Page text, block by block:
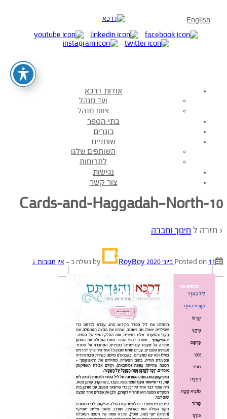
English
אודות דרכא
ועד מנהל
צוות מנהל
בתי הספר
בוגרים
שותפים
השותפים שלנו
לתרומות
נגישות
צור קשר
Cards-and-Haggadah—North-10
‹ חזרה ל חינוך וחברה
Posted on 11 ביוני 2020 RoyBoy נשלח ב—אין תגובות ↓